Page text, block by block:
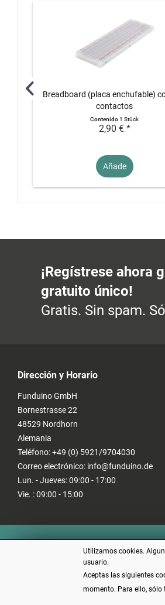
Breadboard (placa enchufable)
contactos
Contenido1 Stück
2,90 € *
Añade
¡Regístrese ahora
gratuito único!
Gratis. Sin spam.
Dirección y Horario
Funduino GmbH
Bornestrasse 22
48529 Nordhorn
Alemania
Teléfono: +49 (0) 5921/9704030
Correo electrónico: info@funduino.de
Lun. - Jueves: 09:00 - 17:00
Vie. : 09:00 - 15:00
Utilizamos cookies.
usuario.
Aceptas las siguientes
momento. Para ello, sólo